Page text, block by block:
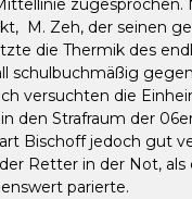
zugesprochen.
M. Zeh, der seinen
die Thermik des
schulbuchmäßig
versuchten die
den Strafraum der
Bischoff jedoch gut
Retter in der Not, als
parierte.